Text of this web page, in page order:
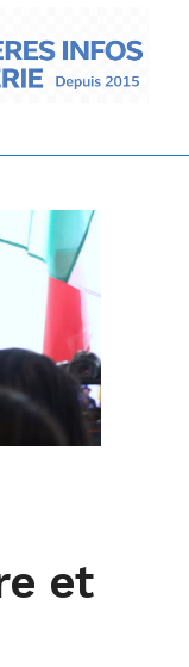
et